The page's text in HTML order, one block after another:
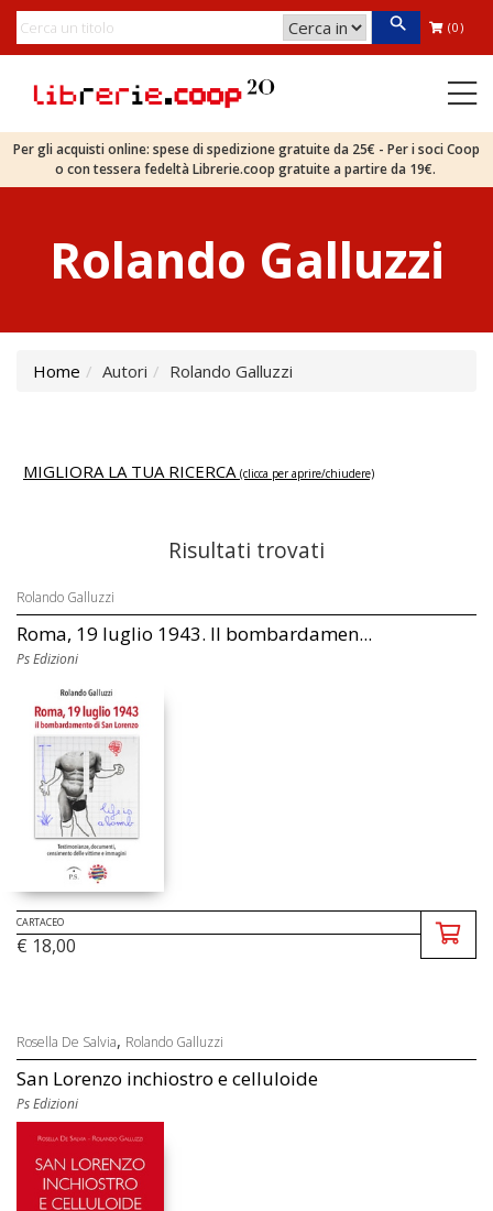
(0)
Per gli acquisti online: spese di spedizione gratuite da 25€ - Per i soci Coop
o con tessera fedeltà Librerie.coop gratuite a partire da 19€.
Rolando Galluzzi
Home Autori Rolando Galluzzi
MIGLIORA LA TUA RICERCA (clicca per aprire/chiudere)
Risultati trovati
Rolando Galluzzi
Roma, 19 luglio 1943. Il bombardamen...
Ps Edizioni
CARTACEO
€ 18,00
Rosella De Salvia, Rolando Galluzzi
San Lorenzo inchiostro e celluloide
Ps Edizioni